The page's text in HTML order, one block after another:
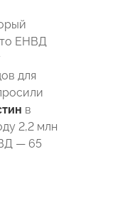
ЕНВД
для
в
2,2 млн
— 65